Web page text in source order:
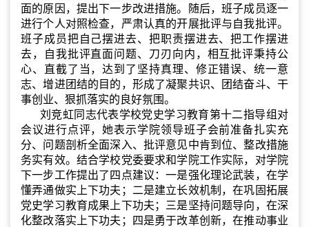
面的原因，提出下一步改进措施。随后，班子成员逐一
进行个人对照检查，严肃认真的开展批评与自我批评。
班子成员把自己摆进去、把职责摆进去、把工作摆进
去，自我批评直面问题、刀刃向内，相互批评秉持公
心、直截了当，达到了坚持真理、修正错误、统一意
志、增进团结的目的，形成了凝聚共识、团结奋斗、干
事创业、狠抓落实的良好氛围。
刘竞虹同志代表学校党史学习教育第十二指导组对
会议进行点评，她表示学院领导班子会前准备扎实充
分、问题剖析全面深入、批评意见中肯到位、整改措施
务实有效。结合学校党委要求和学院工作实际，对学院
下一步工作提出了四点建议：一是强化理论武装，在学
懂弄通做实上下功夫；二是建立长效机制，在巩固拓展
党史学习教育成果上下功夫；三是坚持问题导向，在深
化整改落实上下功夫；四是勇于改革创新，在推动事业